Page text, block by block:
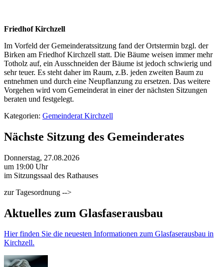
Friedhof Kirchzell
Im Vorfeld der Gemeinderatssitzung fand der Ortstermin bzgl. der
Birken am Friedhof Kirchzell statt. Die Bäume weisen immer mehr
Totholz auf, ein Ausschneiden der Bäume ist jedoch schwierig und
sehr teuer. Es steht daher im Raum, z.B. jeden zweiten Baum zu
entnehmen und durch eine Neupflanzung zu ersetzen. Das weitere
Vorgehen wird vom Gemeinderat in einer der nächsten Sitzungen
beraten und festgelegt.
Kategorien: Gemeinderat Kirchzell
Nächste Sitzung des Gemeinderates
Donnerstag, 27.08.2026
um 19:00 Uhr
im Sitzungssaal des Rathauses
zur Tagesordnung -->
Aktuelles zum Glasfaserausbau
Hier finden Sie die neuesten Informationen zum Glasfaserausbau in
Kirchzell.